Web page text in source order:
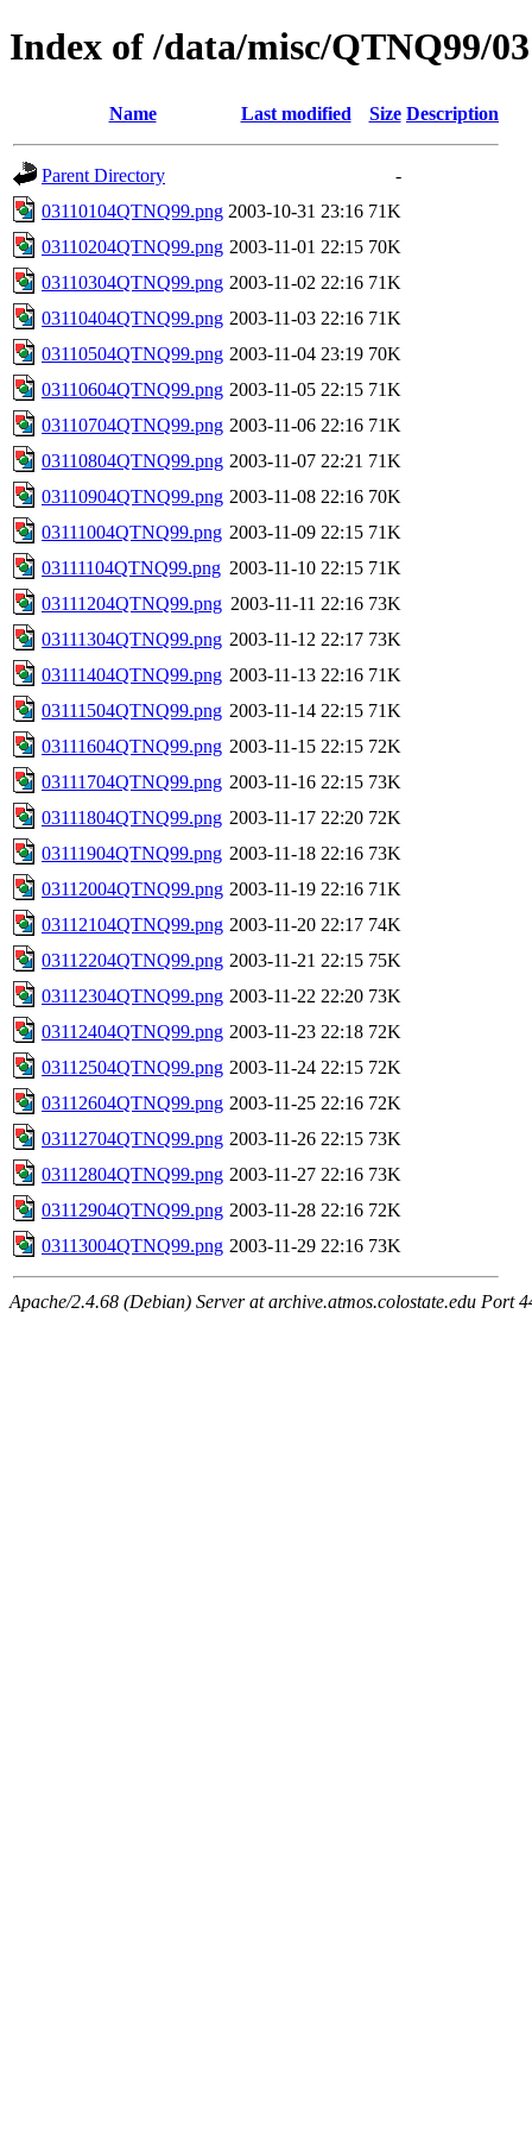
Index of /data/misc/QTNQ99/
Name Last modified Size Description
Parent Directory
-
03110104QTNQ99.png 2003-10-31 23:16 71K
03110204QTNQ99.png 2003-11-01 22:15 70K
03110304QTNQ99.png 2003-11-02 22:16 71K
03110404QTNQ99.png 2003-11-03 22:16 71K
03110504QTNQ99.png 2003-11-04 23:19 70K
03110604QTNQ99.png 2003-11-05 22:15 71K
03110704QTNQ99.png 2003-11-06 22:16 71K
03110804QTNQ99.png 2003-11-07 22:21 71K
03110904QTNQ99.png 2003-11-08 22:16 70K
03111004QTNQ99.png 2003-11-09 22:15 71K
03111104QTNQ99.png 2003-11-10 22:15 71K
03111204QTNQ99.png 2003-11-11 22:16 73K
03111304QTNQ99.png 2003-11-12 22:17 73K
03111404QTNQ99.png 2003-11-13 22:16 71K
03111504QTNQ99.png 2003-11-14 22:15 71K
03111604QTNQ99.png 2003-11-15 22:15 72K
03111704QTNQ99.png 2003-11-16 22:15 73K
03111804QTNQ99.png 2003-11-17 22:20 72K
03111904QTNQ99.png 2003-11-18 22:16 73K
03112004QTNQ99.png 2003-11-19 22:16 71K
03112104QTNQ99.png 2003-11-20 22:17 74K
03112204QTNQ99.png 2003-11-21 22:15 75K
03112304QTNQ99.png 2003-11-22 22:20 73K
03112404QTNQ99.png 2003-11-23 22:18 72K
03112504QTNQ99.png 2003-11-24 22:15 72K
03112604QTNQ99.png 2003-11-25 22:16 72K
03112704QTNQ99.png 2003-11-26 22:15 73K
03112804QTNQ99.png 2003-11-27 22:16 73K
03112904QTNQ99.png 2003-11-28 22:16 72K
03113004QTNQ99.png 2003-11-29 22:16 73K
Apache/2.4.68 (Debian) Server at archive.atmos.colostate.edu Port